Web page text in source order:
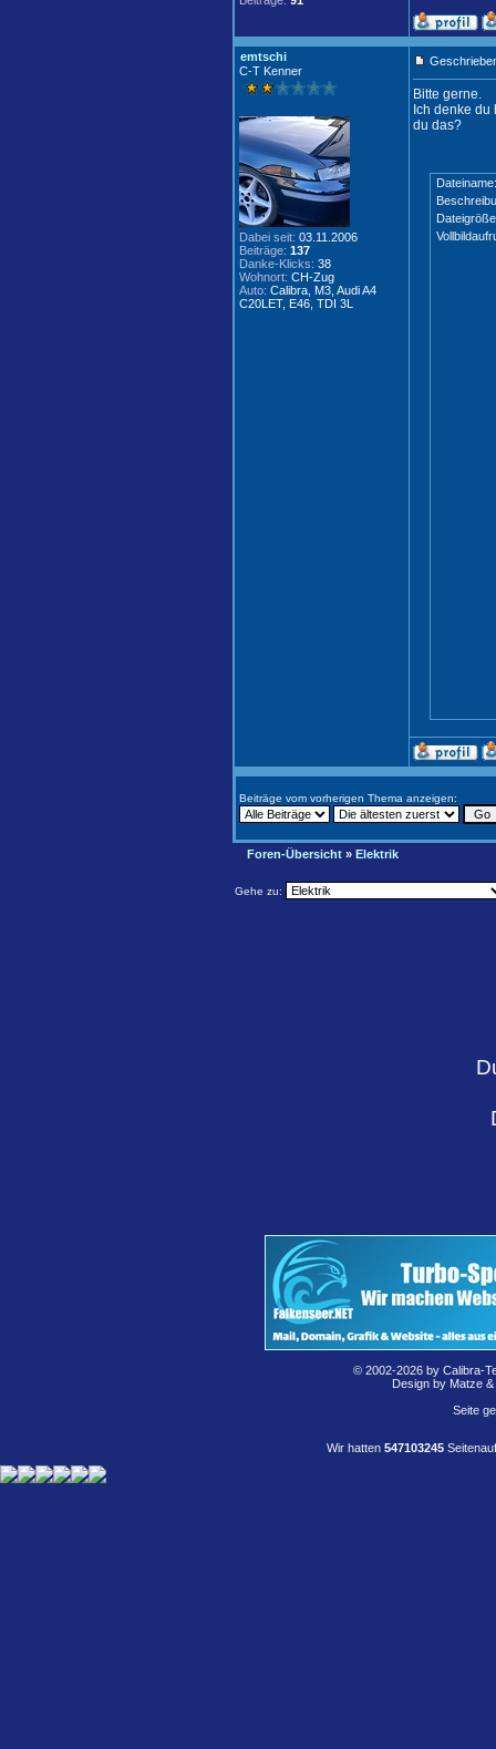
emtschi
C-T Kenner
Dabei seit: 03.11.2006
Beiträge: 137
Danke-Klicks: 38
Wohnort: CH-Zug
Auto: Calibra, M3, Audi A4
C20LET, E46, TDI 3L
Bitte gerne.
Ich denke
du das?
Dateiname:
Beiträge vom vorherigen Thema anzeigen:
Foren-Übersicht » Elektrik
Gehe zu:
© 2002-2026 by Calibra-
Design by Matze
Seite
Wir hatten 547103245